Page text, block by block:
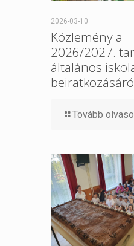
2026-03-10
Közlemény a
2026/2027.
általános
Tovább